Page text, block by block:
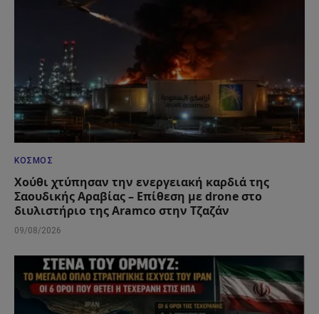
ΚΌΣΜΟΣ
Χούθι χτύπησαν την ενεργειακή καρδιά της
Σαουδικής Αραβίας – Επίθεση με drone στο
διυλιστήριο της Aramco στην Τζαζάν
09/08/2026